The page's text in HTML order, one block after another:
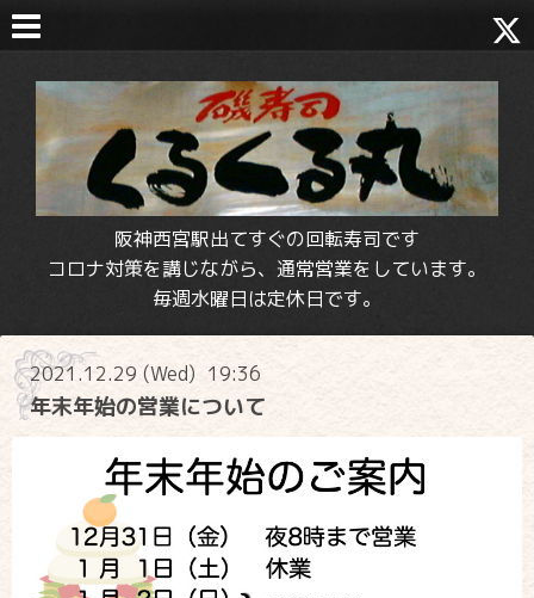
阪神西宮駅出てすぐの回転寿司です
コロナ対策を講じながら、通常営業をしています。
毎週水曜日は定休日です。
2021.12.29 (Wed) 19:36
年末年始の営業について